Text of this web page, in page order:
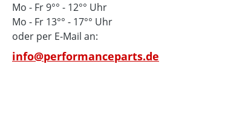
Mo - Fr 9°° - 12°° Uhr
Mo - Fr 13°° - 17°° Uhr
oder per E-Mail an:
info@performanceparts.de